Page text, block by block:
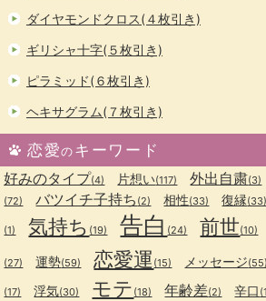
ダイヤモンドクロス(４枚引き)
ギリシャ十字(５枚引き)
ピラミッド(６枚引き)
ヘキサグラム(７枚引き)
恋愛のキーワード
好みのタイプ(4) 片想い(117) 外出自粛(3)
(72) バツイチ子持ち (2) 相性(33) 復縁(33)
(1) 気持ち (19) 告白 (24) 前世(10)
(27) 運勢(59) 恋愛運 (15) メッセージ(55)
(17) 浮気(30) モテ (18) 年齢差(2) 辛口